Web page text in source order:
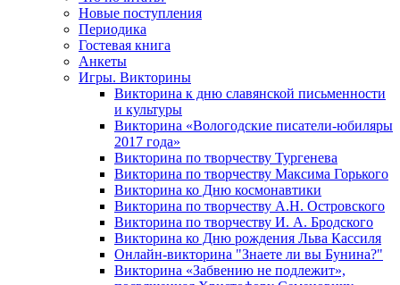
Новые поступления
Периодика
Гостевая книга
Анкеты
Игры. Викторины
Викторина к дню славянской письменности
и культуры
Викторина «Вологодские писатели-юбиляры
2017 года»
Викторина по творчеству Тургенева
Викторина по творчеству Максима Горького
Викторина ко Дню космонавтики
Викторина по творчеству А.Н. Островского
Викторина по творчеству И. А. Бродского
Викторина ко Дню рождения Льва Кассиля
Онлайн-викторина "Знаете ли вы Бунина?"
Викторина «Забвению не подлежит»,